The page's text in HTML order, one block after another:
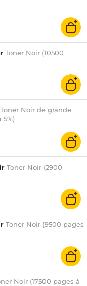
Toner Noir (10500
Toner Noir de grande
Toner Noir (2900
Toner Noir (9500 pages
Noir (17500 pages à